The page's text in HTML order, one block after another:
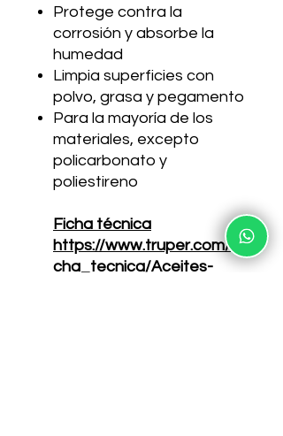
Protege contra la
corrosión y absorbe la
humedad
Limpia superficies con
polvo, grasa y pegamento
Para la mayoría de los
materiales, excepto
policarbonato y
poliestireno
Ficha técnica
https://www.truper.com/fi
cha_tecnica/Aceites-